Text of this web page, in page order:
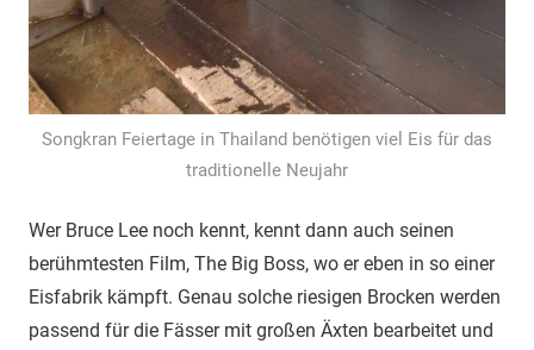
Songkran Feiertage in Thailand benötigen viel Eis für das
traditionelle Neujahr
Wer Bruce Lee noch kennt, kennt dann auch seinen
berühmtesten Film, The Big Boss, wo er eben in so einer
Eisfabrik kämpft. Genau solche riesigen Brocken werden
passend für die Fässer mit großen Äxten bearbeitet und